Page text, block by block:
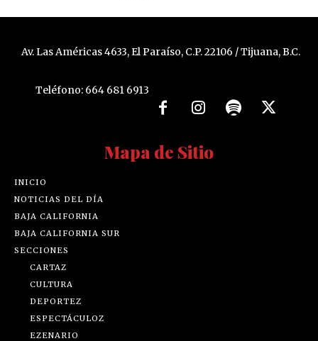
Av. Las Américas 4633, El Paraíso, C.P. 22106 / Tijuana, B.C.
Teléfono: 664 681 6913
Mapa de Sitio
INICIO
NOTICIAS DEL DÍA
BAJA CALIFORNIA
BAJA CALIFORNIA SUR
SECCIONES
CARTAZ
CULTURA
DEPORTEZ
ESPECTÁCULOZ
EZENARIO